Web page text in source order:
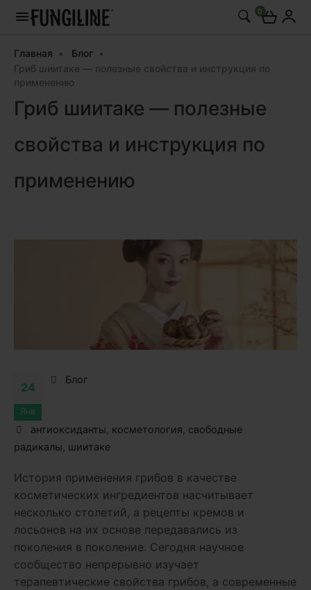
0
Главная
Блог
Гриб шиитаке — полезные свойства и инструкция по
применению
Гриб шиитаке — полезные
свойства и инструкция по
применению
24
Янв
Блог
антиоксиданты косметология свободные
радикалы шиитаке
История применения грибов в качестве
косметических ингредиентов насчитывает
несколько столетий, а рецепты кремов и
лосьонов на их основе передавались из
поколения в поколение. Сегодня научное
сообщество непрерывно изучает
терапевтические свойства грибов, а современные